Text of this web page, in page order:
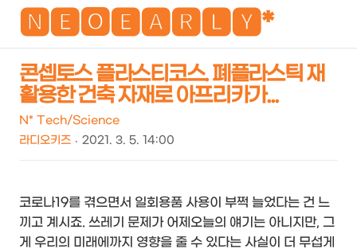
🅽🅴🅾🅴🅰🆁🅻🆈*
콘셉토스 플라스티코스. 폐플라스틱 재
활용한 건축 자재로 아프리카가...
N* Tech/Science
라디오키즈
2021. 3. 5. 14:00
코로나19를 겪으면서 일회용품 사용이 부쩍 늘었다는 건 느
끼고 계시죠. 쓰레기 문제가 어제오늘의 얘기는 아니지만, 그
게 우리의 미래에까지 영향을 줄 수 있다는 사실이 더 무섭게